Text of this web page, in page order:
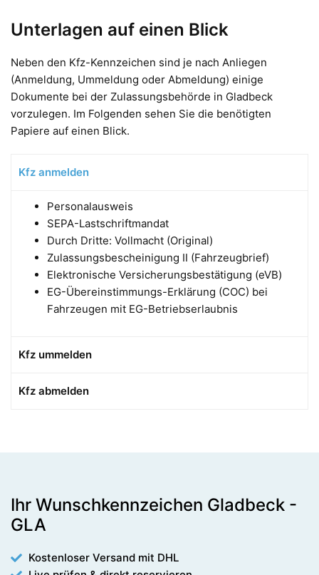
Unterlagen auf einen Blick
Neben den Kfz-Kennzeichen sind je nach Anliegen
(Anmeldung, Ummeldung oder Abmeldung) einige
Dokumente bei der Zulassungsbehörde in Gladbeck
vorzulegen. Im Folgenden sehen Sie die benötigten
Papiere auf einen Blick.
Kfz anmelden
Personalausweis
SEPA-Lastschriftmandat
Durch Dritte: Vollmacht (Original)
Zulassungsbescheinigung II (Fahrzeugbrief)
Elektronische Versicherungsbestätigung (eVB)
EG-Übereinstimmungs-Erklärung (COC) bei
Fahrzeugen mit EG-Betriebserlaubnis
Kfz ummelden
Kfz abmelden
Ihr Wunschkennzeichen Gladbeck -
GLA
Kostenloser Versand mit DHL